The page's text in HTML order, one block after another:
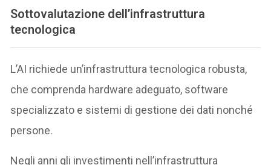
Sottovalutazione dell’infrastruttura
tecnologica
L’AI richiede un’infrastruttura tecnologica robusta,
che comprenda hardware adeguato, software
specializzato e sistemi di gestione dei dati nonché
persone.
Negli anni gli investimenti nell’infrastruttura